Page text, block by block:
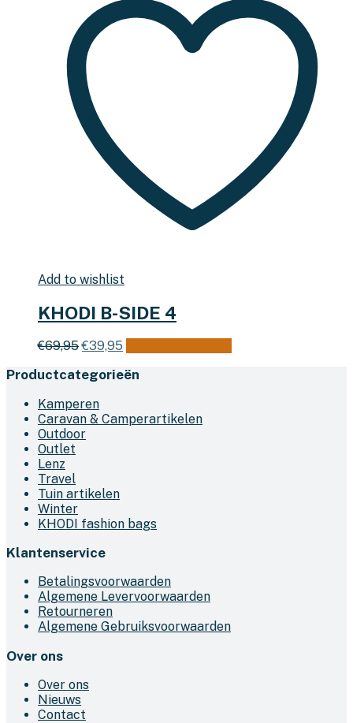
Add to wishlist
KHODI B-SIDE 4
€69,95Oorspronkelijke
was:
€39,95
is:
Productcategorieën
Kamperen
Caravan & Camperartikelen
Outdoor
Outlet
Lenz
Travel
Tuin artikelen
Winter
KHODI fashion bags
Klantenservice
Betalingsvoorwaarden
Algemene Levervoorwaarden
Retourneren
Algemene Gebruiksvoorwaarden
Over ons
Over ons
Nieuws
Contact